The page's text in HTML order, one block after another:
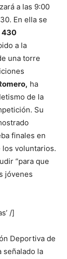
a las 9:00
En ella se
430
a la
una torre
ha
de la
Su
finales en
los voluntarios.
“para que
jóvenes
/]
Deportiva de
señalado la